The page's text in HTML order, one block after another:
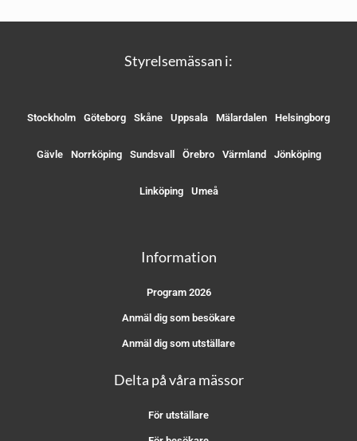
Styrelsemässan i:
Stockholm Göteborg Skåne Uppsala Mälardalen Helsingborg
Gävle Norrköping Sundsvall Örebro Värmland Jönköping
Linköping Umeå
Information
Program 2026
Anmäl dig som besökare
Anmäl dig som utställare
Delta på våra mässor
För utställare